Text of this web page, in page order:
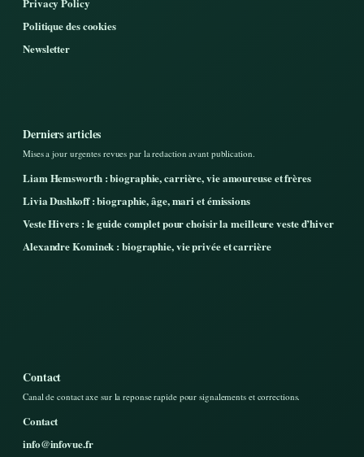
Politique des cookies
Newsletter
Derniers articles
Mises a jour urgentes revues par la redaction avant publication.
Liam Hemsworth : biographie, carrière, vie amoureuse et frères
Livia Dushkoff : biographie, âge, mari et émissions
Veste Hivers : le guide complet pour choisir la meilleure veste d’hiver
Alexandre Kominek : biographie, vie privée et carrière
Contact
Canal de contact axe sur la reponse rapide pour signalements et corrections.
Contact
info@infovue.fr